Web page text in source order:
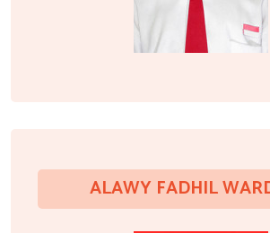
ALAWY FADHIL